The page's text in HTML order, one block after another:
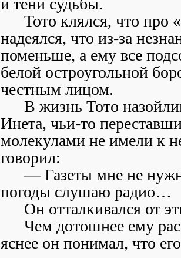
и тени судьбы.
Тото клялся, что про
надеялся, что из-за
поменьше, а ему все
белой остроугольной
честным лицом.
В жизнь Тото
Инета, чьи-то
молекулами не имели к
говорил:
— Газеты мне не
погоды слушаю радио…
Он отталкивался от
Чем дотошнее ему
яснее он понимал, что